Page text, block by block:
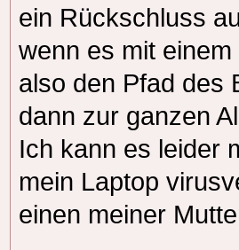
ein Rückschluss
wenn es mit
also den Pfad des
dann zur ganzen
Ich kann es leider
mein Laptop
einen meiner